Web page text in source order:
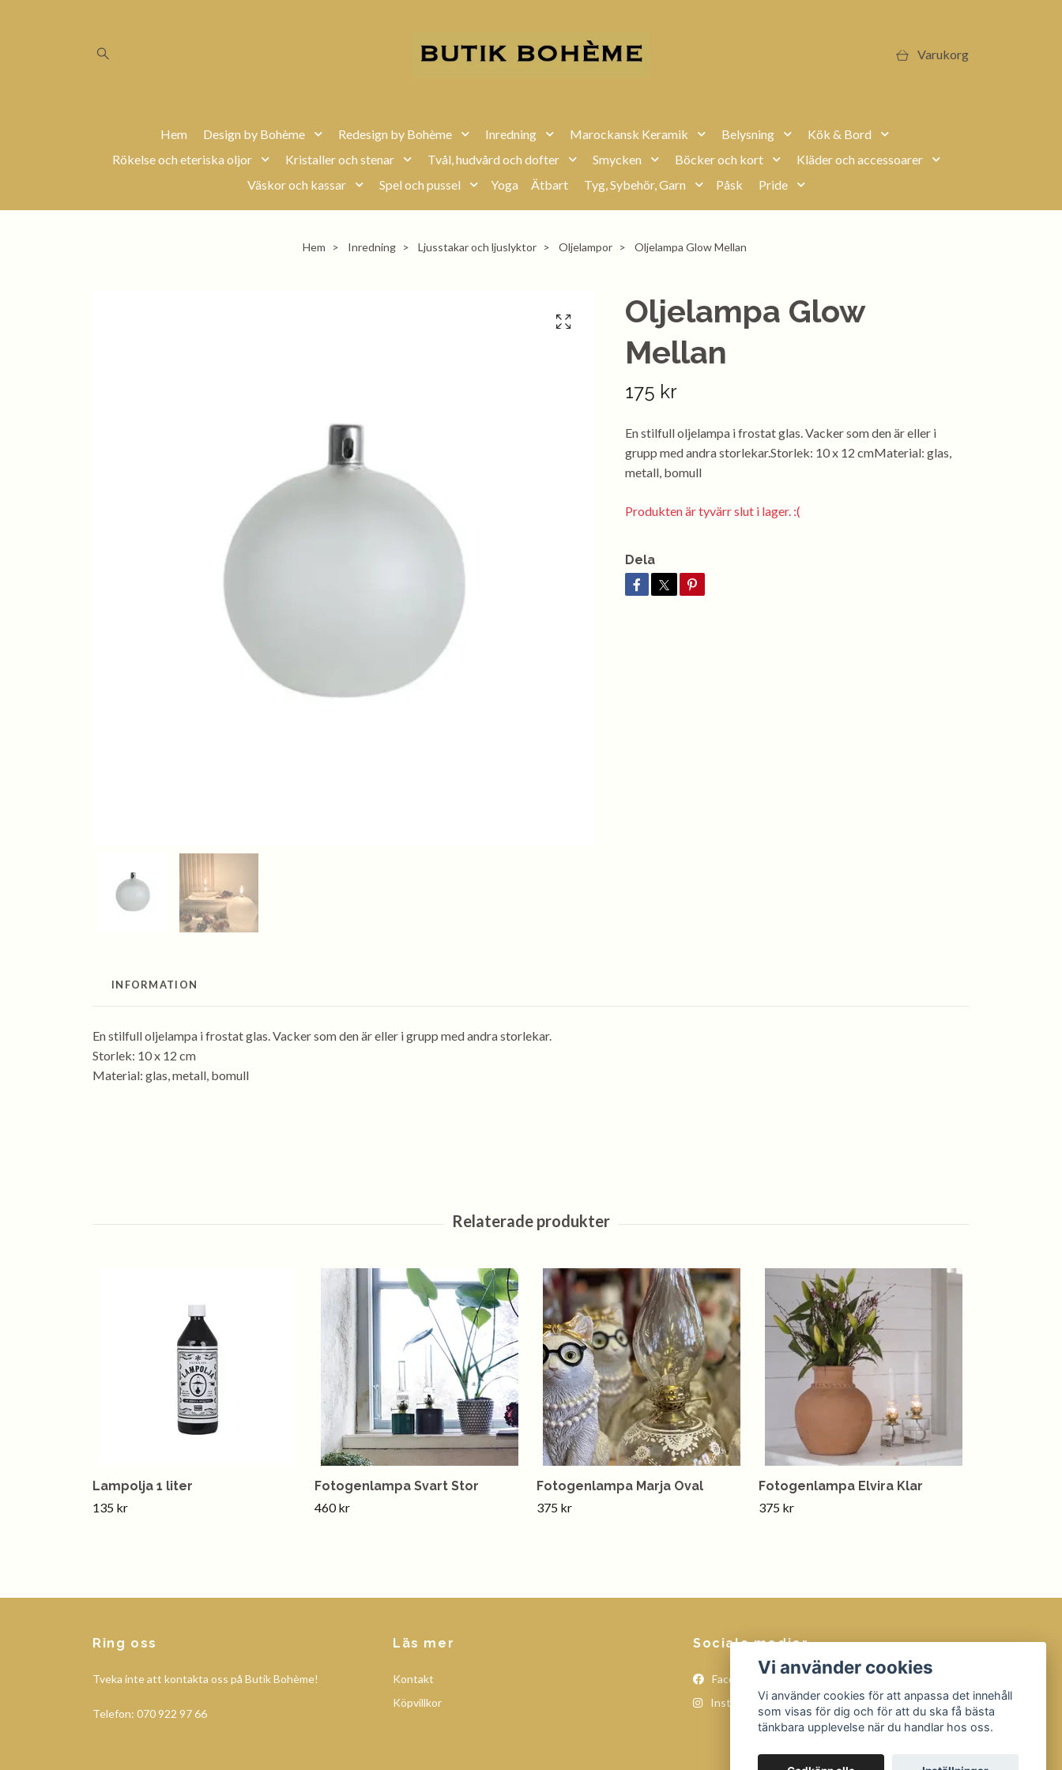
Varukorg
Hem Design by Bohème Redesign by Bohème Inredning Marockansk Keramik Belysning
Kök & Bord
Rökelse och eteriska oljor
Kristaller och stenar Tvål, hudvård och dofter Smycken Böcker och kort
Kläder och accessoarer
Väskor och kassar
Spel och pussel Yoga Ätbart Tyg, Sybehör, Garn Påsk Pride
Hem Inredning Ljusstakar och ljuslyktor Oljelampor Oljelampa Glow Mellan
Oljelampa Glow
Mellan
175 kr
En stilfull oljelampa i frostat glas. Vacker som den är eller i
grupp med andra storlekar.Storlek: 10 x 12 cmMaterial: glas,
metall, bomull
Produkten är tyvärr slut i lager. :(
Dela
INFORMATION
En stilfull oljelampa i frostat glas. Vacker som den är eller i grupp med andra storlekar.
Storlek: 10 x 12 cm
Material: glas, metall, bomull
Lampolja 1 liter
135 kr
Fotogenlampa Svart Stor
460 kr
Fotogenlampa Marja Oval
375 kr
Fotogenlampa Elvira Klar
375 kr
Ring oss
Tveka inte att kontakta oss på Butik Bohème!
Telefon: 070 922 97 66
Läs mer
Kontakt
Köpvillkor
Sociala medier
Facebook
Instagram
Vi använder cookies
Vi använder cookies för att anpassa det innehåll
som visas för dig och för att du ska få bästa
tänkbara upplevelse när du handlar hos oss.